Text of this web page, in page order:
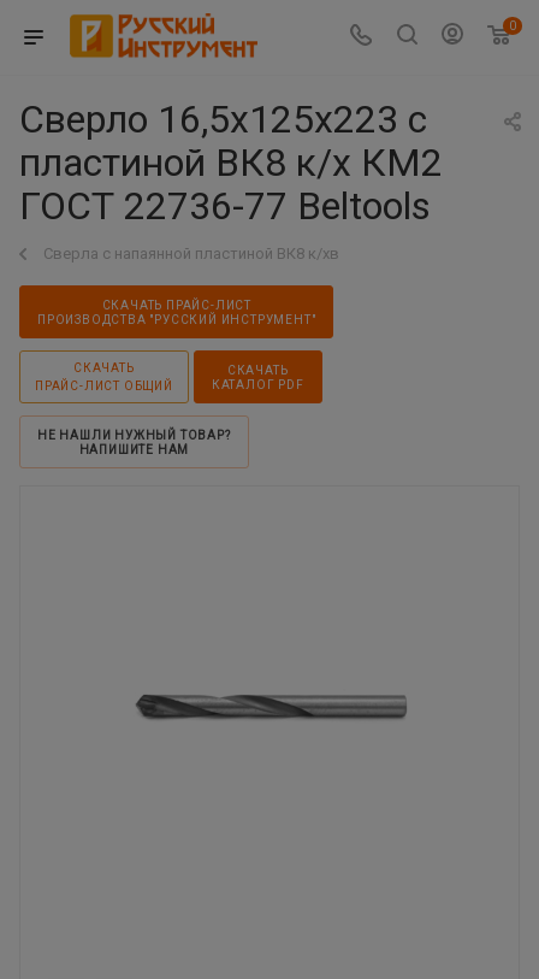
0
Сверло 16,5х125х223 с
пластиной ВК8 к/х КМ2
ГОСТ 22736-77 Beltools
Сверла с напаянной пластиной ВК8 к/хв
СКАЧАТЬ ПРАЙС-ЛИСТ
ПРОИЗВОДСТВА "РУССКИЙ ИНСТРУМЕНТ"
СКАЧАТЬ
ПРАЙС-ЛИСТ ОБЩИЙ
СКАЧАТЬ
КАТАЛОГ PDF
НЕ НАШЛИ НУЖНЫЙ ТОВАР?
НАПИШИТЕ НАМ